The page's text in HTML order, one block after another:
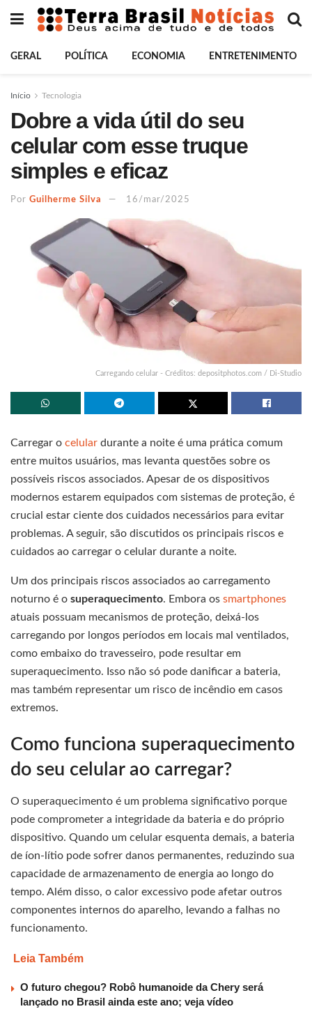
GERAL POLÍTICA ECONOMIA ENTRETENIMENTO
Início Tecnologia
Dobre a vida útil do seu
celular com esse truque
simples e eficaz
Por Guilherme Silva 16/mar/2025
Carregando celular - Créditos: depositphotos.com / Di-Studio
Carregar o celular durante a noite é uma prática comum
entre muitos usuários, mas levanta questões sobre os
possíveis riscos associados. Apesar de os dispositivos
modernos estarem equipados com sistemas de proteção, é
crucial estar ciente dos cuidados necessários para evitar
problemas. A seguir, são discutidos os principais riscos e
cuidados ao carregar o celular durante a noite.
Um dos principais riscos associados ao carregamento
noturno é o superaquecimento. Embora os smartphones
atuais possuam mecanismos de proteção, deixá-los
carregando por longos períodos em locais mal ventilados,
como embaixo do travesseiro, pode resultar em
superaquecimento. Isso não só pode danificar a bateria,
mas também representar um risco de incêndio em casos
extremos.
Como funciona superaquecimento
do seu celular ao carregar?
O superaquecimento é um problema significativo porque
pode comprometer a integridade da bateria e do próprio
dispositivo. Quando um celular esquenta demais, a bateria
de íon-lítio pode sofrer danos permanentes, reduzindo sua
capacidade de armazenamento de energia ao longo do
tempo. Além disso, o calor excessivo pode afetar outros
componentes internos do aparelho, levando a falhas no
funcionamento.
Leia Também
O futuro chegou? Robô humanoide da Chery será
lançado no Brasil ainda este ano; veja vídeo